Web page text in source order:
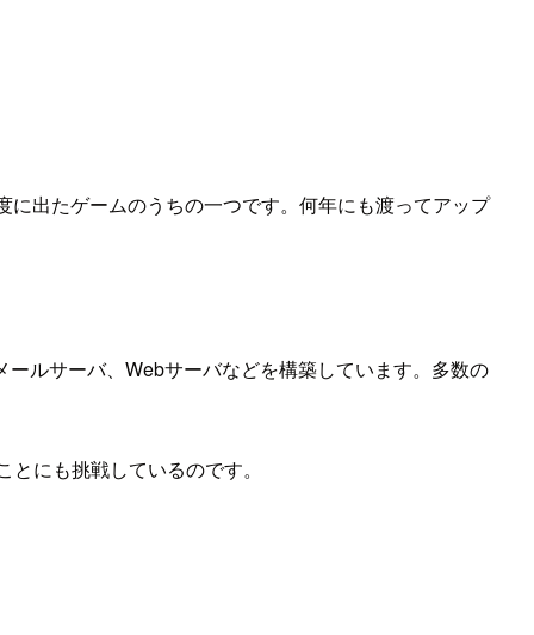
出たゲームのうちの一つです。何年にも渡ってアップ
ルサーバ、Webサーバなどを構築しています。多数の
にも挑戦しているのです。